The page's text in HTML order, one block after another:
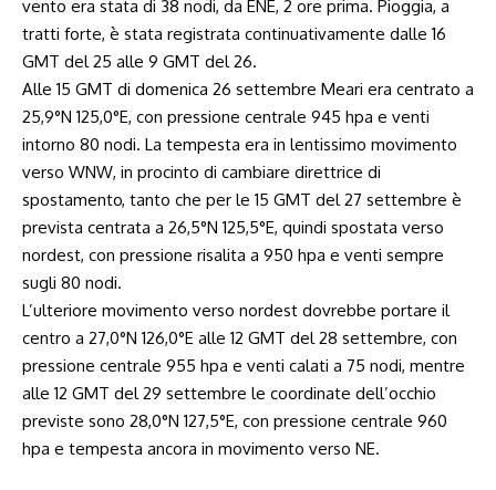
vento era stata di 38 nodi, da ENE, 2 ore prima. Pioggia, a
tratti forte, è stata registrata continuativamente dalle 16
GMT del 25 alle 9 GMT del 26.
Alle 15 GMT di domenica 26 settembre Meari era centrato a
25,9°N 125,0°E, con pressione centrale 945 hpa e venti
intorno 80 nodi. La tempesta era in lentissimo movimento
verso WNW, in procinto di cambiare direttrice di
spostamento, tanto che per le 15 GMT del 27 settembre è
prevista centrata a 26,5°N 125,5°E, quindi spostata verso
nordest, con pressione risalita a 950 hpa e venti sempre
sugli 80 nodi.
L’ulteriore movimento verso nordest dovrebbe portare il
centro a 27,0°N 126,0°E alle 12 GMT del 28 settembre, con
pressione centrale 955 hpa e venti calati a 75 nodi, mentre
alle 12 GMT del 29 settembre le coordinate dell’occhio
previste sono 28,0°N 127,5°E, con pressione centrale 960
hpa e tempesta ancora in movimento verso NE.